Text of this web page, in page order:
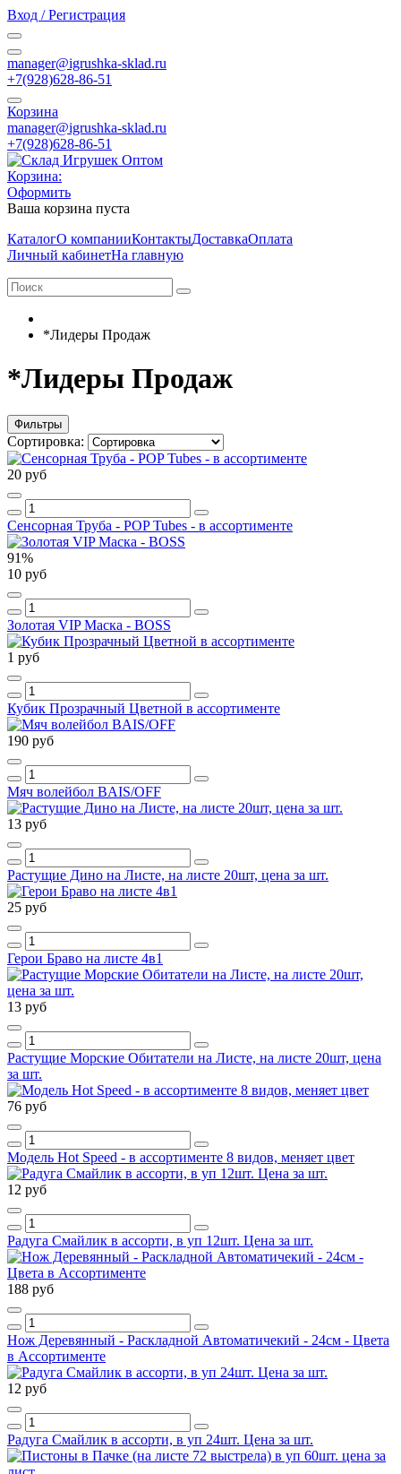
Вход / Регистрация
manager@igrushka-sklad.ru
+7(928)628-86-51
Корзина
manager@igrushka-sklad.ru
+7(928)628-86-51
Корзина:
Оформить
Ваша корзина пуста
КаталогО компанииКонтактыДоставкаОплата
Личный кабинетНа главную
*Лидеры Продаж
*Лидеры Продаж
Фильтры
Сортировка:
20 руб
Сенсорная Труба - POP Tubes - в ассортименте
91%
10 руб
Золотая VIP Маска - BOSS
1 руб
Кубик Прозрачный Цветной в ассортименте
190 руб
Мяч волейбол BAIS/OFF
13 руб
Растущие Дино на Листе, на листе 20шт, цена за шт.
25 руб
Герои Браво на листе 4в1
13 руб
Растущие Морские Обитатели на Листе, на листе 20шт, цена
за шт.
76 руб
Модель Hot Speed - в ассортименте 8 видов, меняет цвет
12 руб
Радуга Смайлик в ассорти, в уп 12шт. Цена за шт.
188 руб
Нож Деревянный - Раскладной Автоматичекий - 24см - Цвета
в Ассортименте
12 руб
Радуга Смайлик в ассорти, в уп 24шт. Цена за шт.